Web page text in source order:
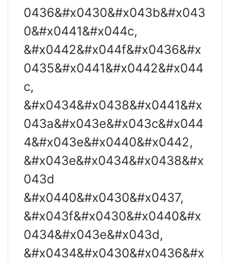
0436&#x0430&#x043b&#x043
0&#x0441&#x044c,
&#x0442&#x044f&#x0436&#x
0435&#x0441&#x0442&#x044
c,
&#x0434&#x0438&#x0441&#x
043a&#x043e&#x043c&#x044
4&#x043e&#x0440&#x0442,
&#x043e&#x0434&#x0438&#x
043d
&#x0440&#x0430&#x0437,
&#x043f&#x0430&#x0440&#x
0434&#x043e&#x043d,
&#x0434&#x0430&#x0436&#x